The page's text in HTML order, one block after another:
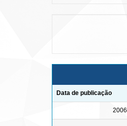
Data de publicação
2006